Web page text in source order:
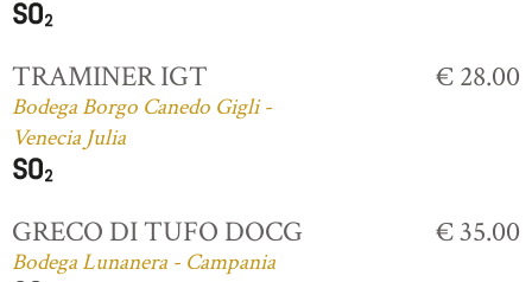
TRAMINER IGT
Bodega Borgo Canedo Gigli -
Venecia Julia
€ 28.00
GRECO DI TUFO DOCG
Bodega Lunanera - Campania
€ 35.00